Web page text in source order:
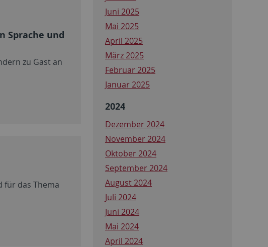
Sprache und
zu Gast an
für das Thema
Juni 2025
Mai 2025
April 2025
März 2025
Februar 2025
Januar 2025
2024
Dezember 2024
November 2024
Oktober 2024
September 2024
August 2024
Juli 2024
Juni 2024
Mai 2024
April 2024